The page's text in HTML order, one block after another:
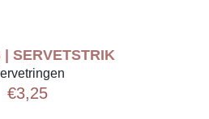
| SERVETSTRIK
€3,25